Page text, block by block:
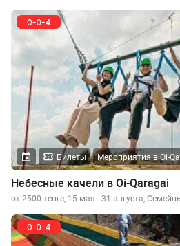
Билеты Мероприятия в Oi-
Небесные качели в Oi-Qaragai
от 2500 тенге, 15 мая - 31 августа,